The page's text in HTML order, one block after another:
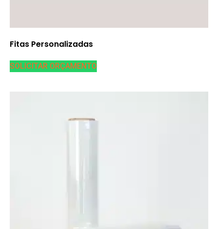
Fitas Personalizadas
SOLICITAR ORÇAMENTO